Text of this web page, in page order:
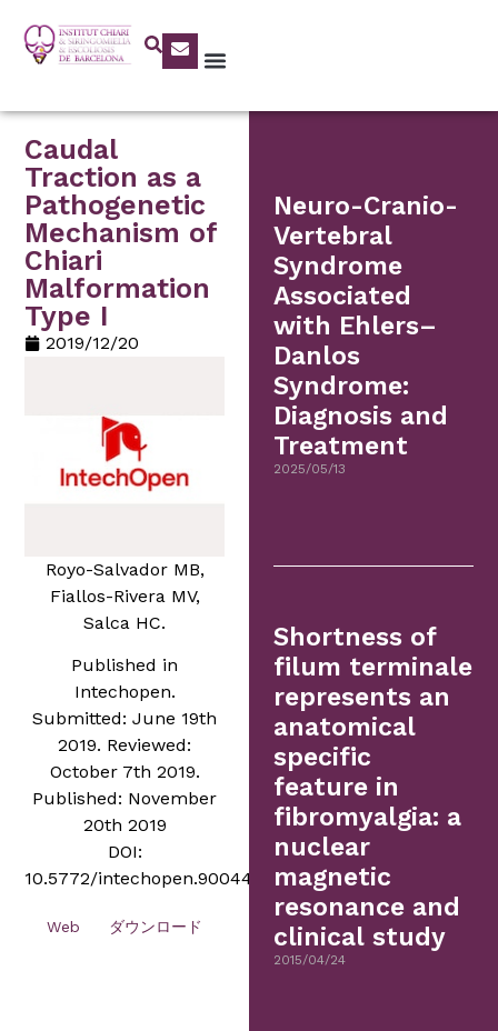
Caudal
Traction as a
Pathogenetic
Mechanism of
Chiari
Malformation
Type I
2019/12/20
Royo-Salvador MB,
Fiallos-Rivera MV,
Salca HC.
Published in
Intechopen.
Submitted: June 19th
2019. Reviewed:
October 7th 2019.
Published: November
20th 2019
DOI:
10.5772/intechopen.90044
Web ダウンロード
Neuro-Cranio-
Vertebral
Syndrome
Associated
with Ehlers–
Danlos
Syndrome:
Diagnosis and
Treatment
2025/05/13
Shortness of
filum terminale
represents an
anatomical
specific
feature in
fibromyalgia: a
nuclear
magnetic
resonance and
clinical study
2015/04/24